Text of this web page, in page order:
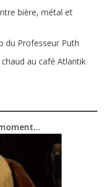
bière, métal et
du Professeur Puth
au café Atlantik